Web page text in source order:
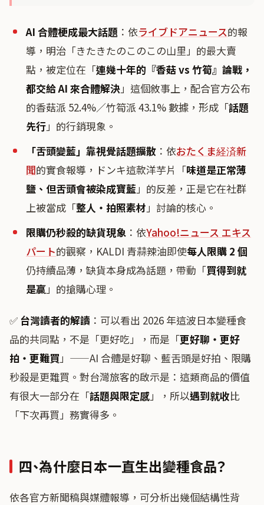
AI 合體梗成最大話題 ：依ライブドアニュース的報
導，明治「きたきたのこのこの山里」的最大賣
點，被定位在「連幾十年的『香菇 vs 竹筍』論戰，
都交給 AI 來合體解決」這個敘事上，配合官方公布
的香菇派 52.4%／竹筍派 43.1% 數據，形成「話題
先行」的行銷現象。
「舌頭變藍」靠視覺話題擴散 ：依おたくま経済新
聞的實食報導，ドンキ這款洋芋片「味道是正常薄
鹽、但舌頭會被染成寶藍 」的反差，正是它在社群
上被當成「整人・拍照素材 」討論的核心。
限購仍秒殺的缺貨現象 ：依Yahoo!ニュース エキス
パート的觀察，KALDI 青蒜辣油即使每人限購 2 個
仍持續品薄，缺貨本身成為話題，帶動「買得到就
是贏」的搶購心理。
✅ 台灣讀者的解讀 ：可以看出 2026 年這波日本變種食
品的共同點，不是「更好吃」，而是「更好聊・更好
拍・更難買 」——AI 合體是好聊、藍舌頭是好拍、限購
秒殺是更難買。對台灣旅客的啟示是：這類商品的價值
有很大一部分在「話題與限定感」，所以遇到就收比
「下次再買」務實得多。
四、為什麼日本一直生出變種食品？
依各官方新聞稿與媒體報導，可分析出幾個結構性背